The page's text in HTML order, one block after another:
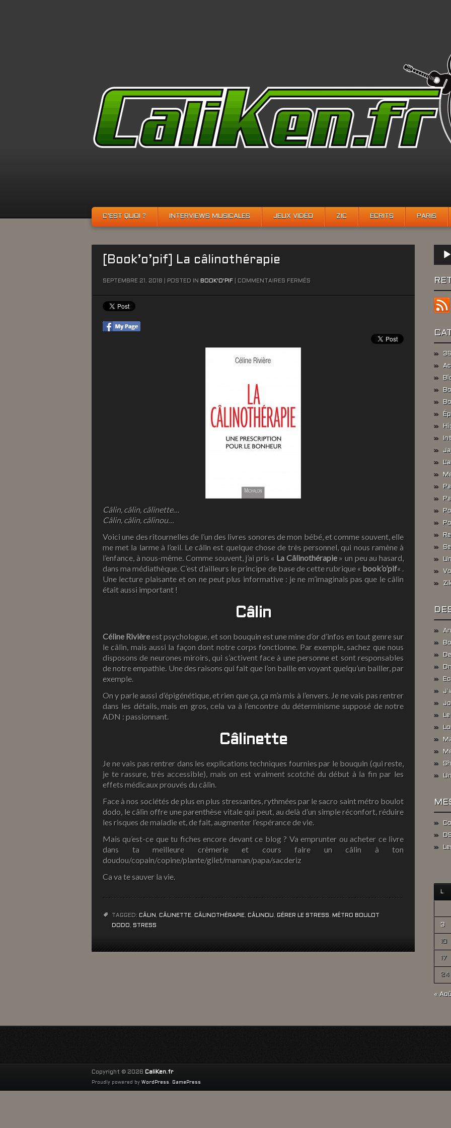
C’EST QUOI ? INTERVIEWS MUSICALES JEUX VIDÉO ZIC ÉCRITS PARIS
[Book’o’pif] La câlinothérapie
SEPTEMBRE 21, 2018 | POSTED IN BOOK'O'PIF COMMENTAIRES FERMÉSSUR
Câlin, câlin, câlinette…
Câlin, câlin, câlinou…
Voici une des ritournelles de l’un des livres sonores de mon bébé, et comme souvent, elle
me met la larme à l’œil. Le câlin est quelque chose de très personnel, qui nous ramène à
l’enfance, à nous-même. Comme souvent, j’ai pris « La Câlinothérapie» un peu au hasard,
dans ma médiathèque. C’est d’ailleurs le principe de base de cette rubrique « book’o’pif« .
Une lecture plaisante et on ne peut plus informative : je ne m’imaginais pas que le câlin
était aussi important !
Câlin
Céline Rivièreest psychologue, et son bouquin est une mine d’or d’infos en tout genre sur
le câlin, mais aussi la façon dont notre corps fonctionne. Par exemple, sachez que nous
disposons de neurones miroirs, qui s’activent face à une personne et sont responsables
de notre empathie. Une des raisons qui fait que l’on baille en voyant quelqu’un bailler, par
exemple.
On y parle aussi d’épigénétique, et rien que ça, ça m’a mis à l’envers. Je ne vais pas rentrer
dans les détails, mais en gros, cela va à l’encontre du déterminisme supposé de notre
ADN : passionnant.
Câlinette
Je ne vais pas rentrer dans les explications techniques fournies par le bouquin (qui reste,
je te rassure, très accessible), mais on est vraiment scotché du début à la fin par les
effets médicaux prouvés du câlin.
Face à nos sociétés de plus en plus stressantes, rythmées par le sacro saint métro boulot
dodo, le câlin offre une parenthèse vitale qui peut, au delà d’un simple réconfort, réduire
les risques de maladie et, de fait, augmenter l’espérance de vie.
Mais qu’est-ce que tu fiches encore devant ce blog ? Va emprunter ou acheter ce livre
dans ta meilleure crèmerie et cours faire un câlin à ton
doudou/copain/copine/plante/gilet/maman/papa/sacderiz
Ca va te sauver la vie.
TAGGED: CÂLIN , CÂLINETTE, CÂLINOTHÉRAPIE, CÂLINOU , GÉRER LE STRESS, MÉTRO BOULOT
DODO , STRESS
audio
L
3
10
17
24
«
Copyright © 2026 CaliKen.fr
Proudly powered by WordPress . GamePress